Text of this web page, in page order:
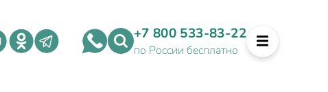
+7 800 533-83-22
по России бесплатно